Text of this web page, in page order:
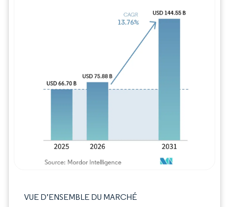
VUE D’ENSEMBLE DU MARCHÉ
Image © Mordor Intelligence. La